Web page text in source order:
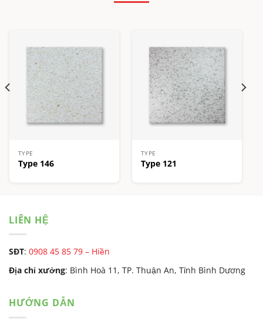
TYPE
Type 146
TYPE
Type 121
LIÊN HỆ
SĐT: 0908 45 85 79 – Hiền
Địa chỉ xưởng: Bình Hoà 11, TP. Thuận An, Tỉnh Bình Dương
HƯỚNG DẪN